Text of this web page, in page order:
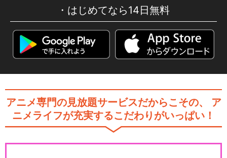
はじめてなら14日無料
アニメ専門の見放題サービスだからこその、
ア
ニメライフが充実するこだわりがいっぱい！